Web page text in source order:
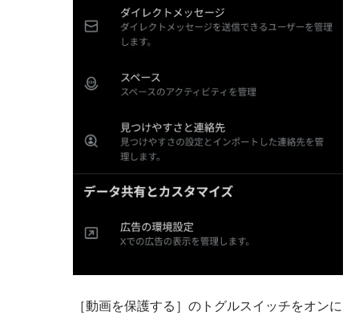
［動画を保護する］のトグルスイッチをオンに